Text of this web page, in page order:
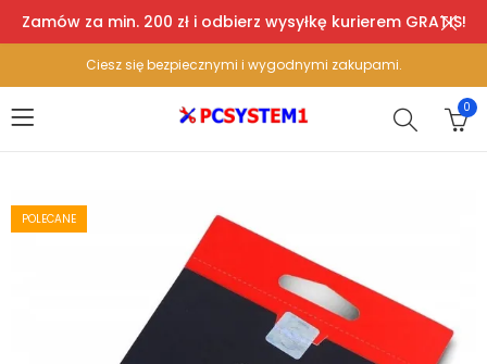
Zamów za min. 200 zł i odbierz wysyłkę kurierem GRATIS!
Ciesz się bezpiecznymi i wygodnymi zakupami.
0
POLECANE